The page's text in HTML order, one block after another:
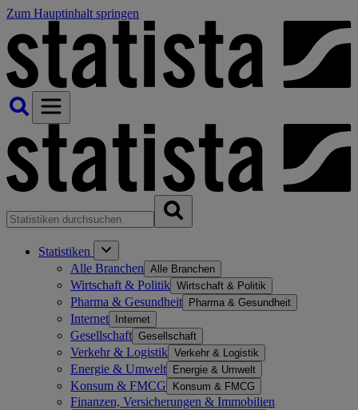
Zum Hauptinhalt springen
Statistiken
Alle Branchen Alle Branchen
Wirtschaft & Politik Wirtschaft & Politik
Pharma & Gesundheit Pharma & Gesundheit
Internet Internet
Gesellschaft Gesellschaft
Verkehr & Logistik Verkehr & Logistik
Energie & Umwelt Energie & Umwelt
Konsum & FMCG Konsum & FMCG
Finanzen, Versicherungen & Immobilien